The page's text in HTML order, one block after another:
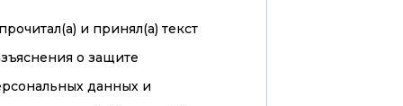
и принял(а)текст
о защите
данных и